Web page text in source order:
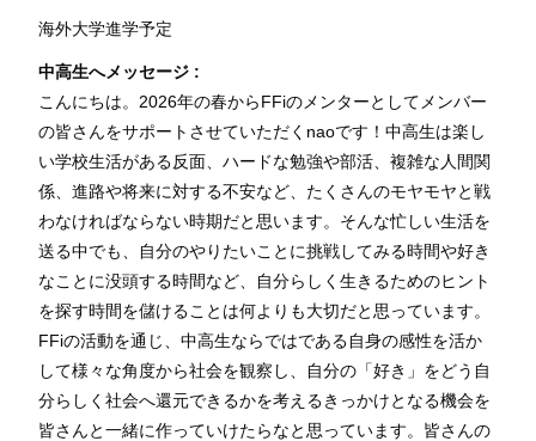
海外大学進学予定
中高生へメッセージ :
こんにちは。2026年の春からFFiのメンターとしてメンバー
の皆さんをサポートさせていただくnaoです！中高生は楽し
い学校生活がある反面、ハードな勉強や部活、複雑な人間関
係、進路や将来に対する不安など、たくさんのモヤモヤと戦
わなければならない時期だと思います。そんな忙しい生活を
送る中でも、自分のやりたいことに挑戦してみる時間や好き
なことに没頭する時間など、自分らしく生きるためのヒント
を探す時間を儲けることは何よりも大切だと思っています。
FFiの活動を通じ、中高生ならではである自身の感性を活か
して様々な角度から社会を観察し、自分の「好き」をどう自
分らしく社会へ還元できるかを考えるきっかけとなる機会を
皆さんと一緒に作っていけたらなと思っています。皆さんの